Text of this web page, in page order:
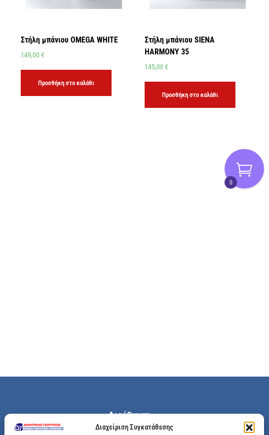
Διαχείριση Συγκατάθεσης
Στήλη μπάνιου OMEGA WHITE
149,00 €
Προσθήκη στο καλάθι
Στήλη μπάνιου SIENA
HARMONY 35
145,00€
Προσθήκη στο καλάθι
Διεύθυνση
0